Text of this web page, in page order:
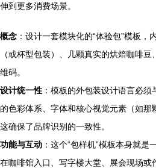
伸到更多消费场景。
概念 ：设计一套模块化的“体验包”模板
（或杯型包装）、几颗真实的烘焙咖啡
维码。
设计统一性 ：模板的外包装设计语言必
的色彩体系、字体和核心视觉元素（如那
这确保了品牌识别的一致性。
功能与互动 ：这个“包样机”模板本身就
在咖啡馆入口、写字楼大堂、展会现场或